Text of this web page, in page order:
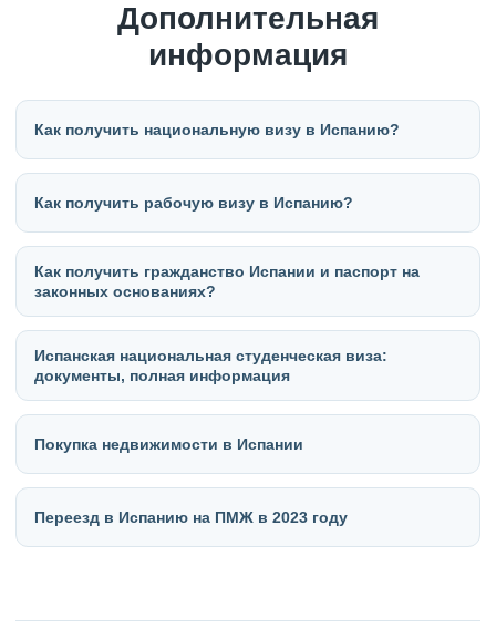
Дополнительная
информация
Как получить национальную визу в Испанию?
Как получить рабочую визу в Испанию?
Как получить гражданство Испании и паспорт на
законных основаниях?
Испанская национальная студенческая виза:
документы, полная информация
Покупка недвижимости в Испании
Переезд в Испанию на ПМЖ в 2023 году